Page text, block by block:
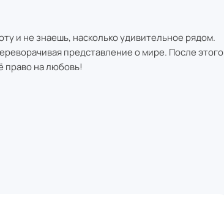
и не знаешь, насколько удивительное рядом.
представление о мире. После этого
право на любовь!